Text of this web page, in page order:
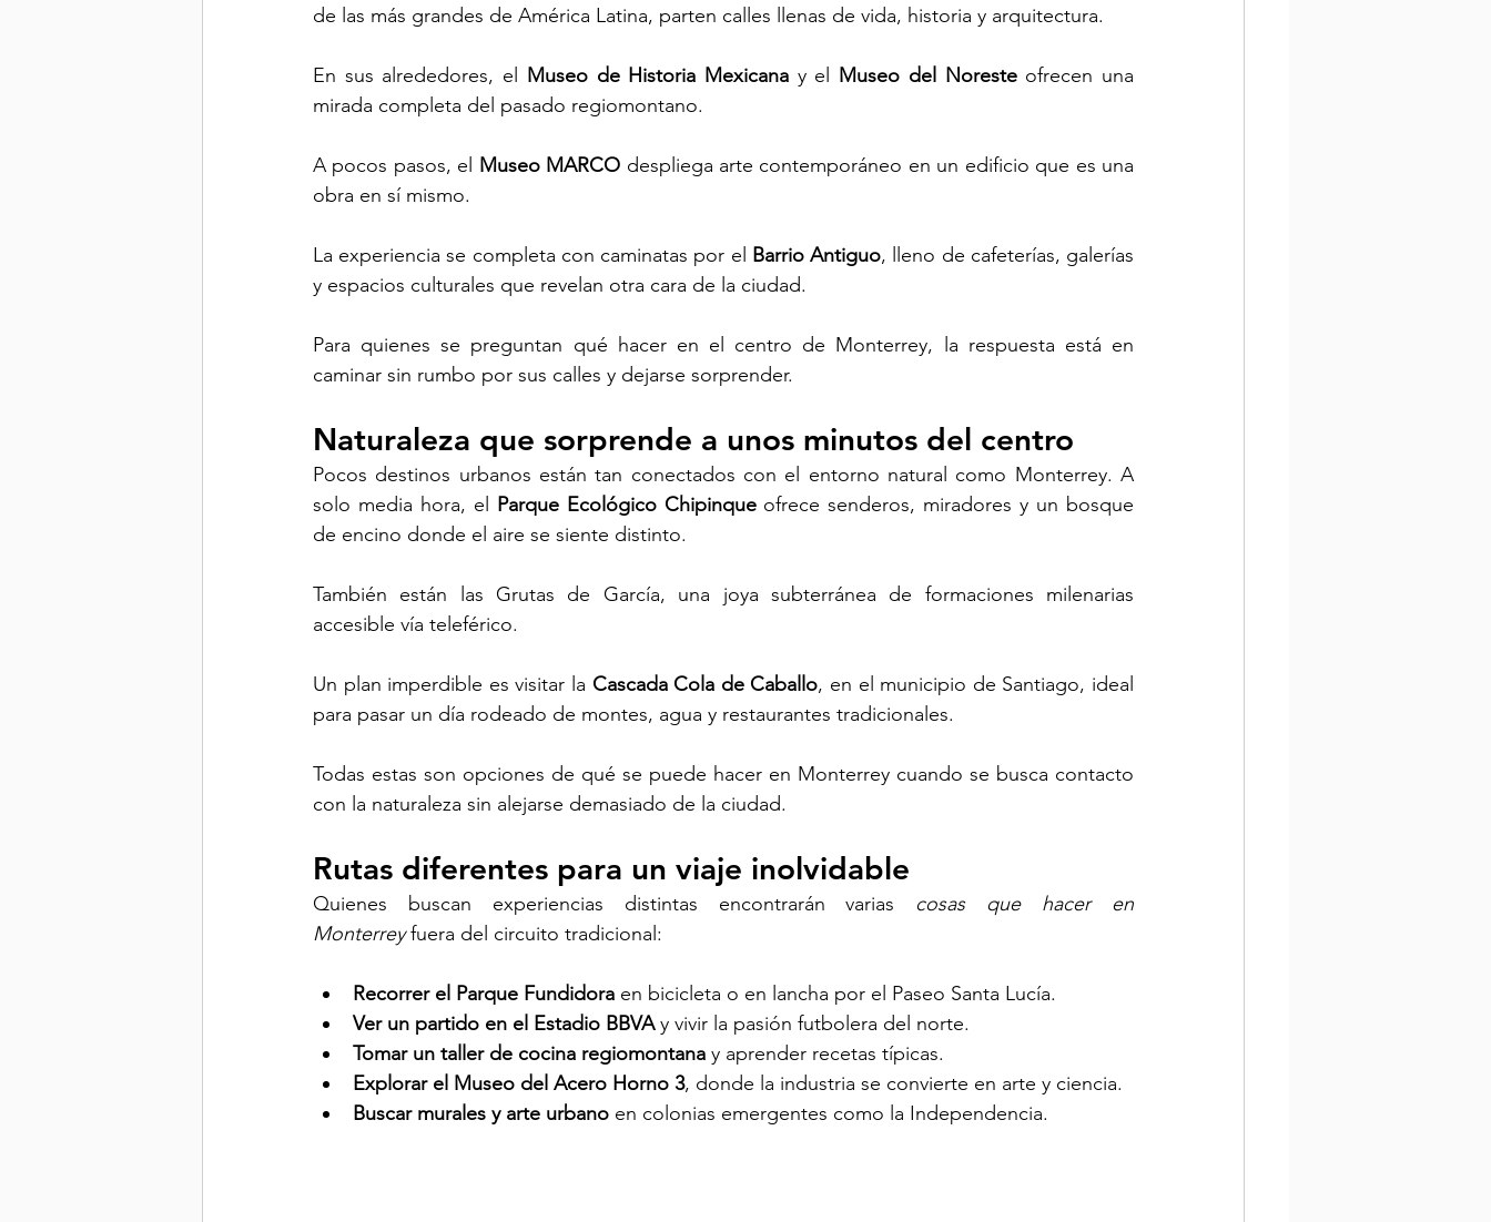
de las más grandes de América Latina, parten calles llenas de vida, historia y arquitectura.
En sus alrededores, el Museo de Historia Mexicana y el Museo del Noreste ofrecen una
mirada completa del pasado regiomontano.
A pocos pasos, el Museo MARCO despliega arte contemporáneo en un edificio que es una
obra en sí mismo.
La experiencia se completa con caminatas por el Barrio Antiguo, lleno de cafeterías, galerías
y espacios culturales que revelan otra cara de la ciudad.
Para quienes se preguntan qué hacer en el centro de Monterrey, la respuesta está en
caminar sin rumbo por sus calles y dejarse sorprender.
Naturaleza que sorprende a unos minutos del centro
Pocos destinos urbanos están tan conectados con el entorno natural como Monterrey. A
solo media hora, el
Parque Ecológico Chipinque ofrece senderos, miradores y un bosque
de encino donde el aire se siente distinto.
También están las Grutas de García, una joya subterránea de formaciones milenarias
accesible vía teleférico.
Un plan imperdible es visitar la Cascada Cola de Caballo, en el municipio de Santiago, ideal
para pasar un día rodeado de montes, agua y restaurantes tradicionales.
Todas estas son opciones de qué se puede hacer en Monterrey cuando se busca contacto
con la naturaleza sin alejarse demasiado de la ciudad.
Rutas diferentes para un viaje inolvidable
Quienes buscan experiencias distintas encontrarán varias cosas que hacer en
Monterrey fuera del circuito tradicional:
Recorrer el Parque Fundidora en bicicleta o en lancha por el Paseo Santa Lucía.
Ver un partido en el Estadio BBVA y vivir la pasión futbolera del norte.
Tomar un taller de cocina regiomontana y aprender recetas típicas.
Explorar el Museo del Acero Horno 3, donde la industria se convierte en arte y ciencia.
Buscar murales y arte urbano en colonias emergentes como la Independencia.